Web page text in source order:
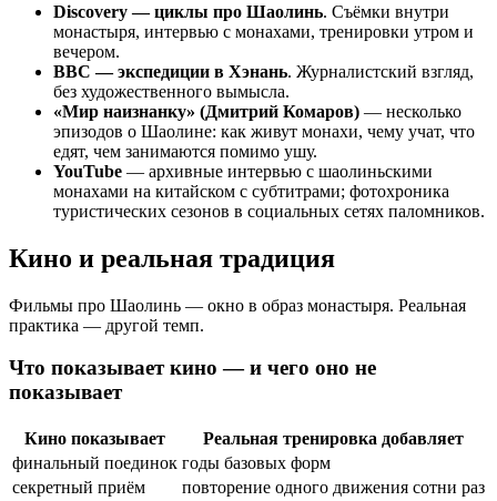
Discovery — циклы про Шаолинь. Съёмки внутри
монастыря, интервью с монахами, тренировки утром и
вечером.
BBC — экспедиции в Хэнань. Журналистский взгляд,
без художественного вымысла.
«Мир наизнанку» (Дмитрий Комаров) — несколько
эпизодов о Шаолине: как живут монахи, чему учат, что
едят, чем занимаются помимо ушу.
YouTube — архивные интервью с шаолиньскими
монахами на китайском с субтитрами; фотохроника
туристических сезонов в социальных сетях паломников.
Кино и реальная традиция
Фильмы про Шаолинь — окно в образ монастыря. Реальная
практика — другой темп.
Что показывает кино — и чего оно не
показывает
Кино показывает
Реальная тренировка добавляет
финальный поединок годы базовых форм
секретный приём
повторение одного движения сотни раз